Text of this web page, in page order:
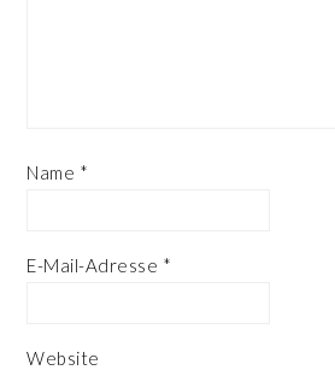
Name *
E-Mail-Adresse *
Website